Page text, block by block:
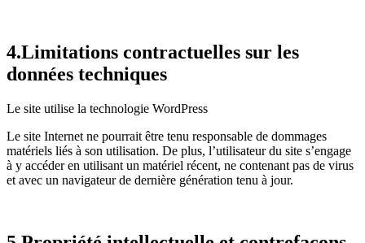
4.Limitations contractuelles sur les
données techniques
Le site utilise la technologie WordPress
Le site Internet ne pourrait être tenu responsable de dommages
matériels liés à son utilisation. De plus, l’utilisateur du site s’engage
à y accéder en utilisant un matériel récent, ne contenant pas de virus
et avec un navigateur de dernière génération tenu à jour.